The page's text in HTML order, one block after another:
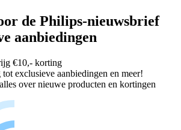
de Philips-nieuwsbrief
aanbiedingen
€10,- korting
exclusieve aanbiedingen en meer!
over nieuwe producten en kortingen